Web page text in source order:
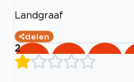
Landgraaf
delen
2